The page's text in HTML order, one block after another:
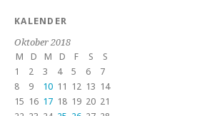
KALENDER
Oktober 2018
M
D M D F S
S
1
2 3 4 5 6
7
8
9 10 11 12 13 14
15 16 17 18 19 20 21